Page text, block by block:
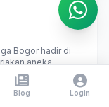
Bogor hadir di
aneka
antar
Blog Login